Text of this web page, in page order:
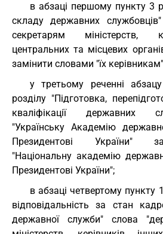
в абзаці першому пункту 3
складу державних
секретарям міністерств,
центральних та місцевих
замінити словами "їх
у третьому реченні
розділу "Підготовка,
кваліфікації державних
"Українську Академію
Президентові України"
"Національну академію
Президентові України";
в абзаці четвертому пункту
відповідальність за стан
державної служби" слова